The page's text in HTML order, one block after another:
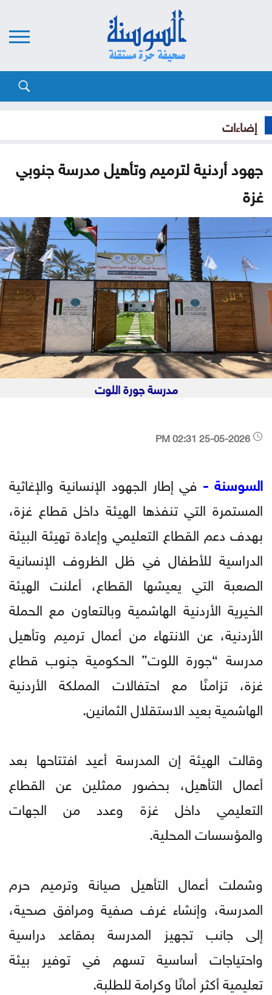
إضاءات
جهود أردنية لترميم وتأهيل مدرسة جنوبي
غزة
مدرسة جورة اللوت
السوسنة - في إطار الجهود الإنسانية والإغاثية
المستمرة التي تنفذها الهيئة داخل قطاع غزة،
بهدف دعم القطاع التعليمي وإعادة تهيئة البيئة
الدراسية للأطفال في ظل الظروف الإنسانية
الصعبة التي يعيشها القطاع، أعلنت الهيئة
الخيرية الأردنية الهاشمية وبالتعاون مع الحملة
الأردنية، عن الانتهاء من أعمال ترميم وتأهيل
مدرسة “جورة اللوت” الحكومية جنوب قطاع
غزة، تزامنًا مع احتفالات المملكة الأردنية
الهاشمية بعيد الاستقلال الثمانين.
وقالت الهيئة إن المدرسة أعيد افتتاحها بعد
أعمال التأهيل، بحضور ممثلين عن القطاع
التعليمي داخل غزة وعدد من الجهات
والمؤسسات المحلية.
وشملت أعمال التأهيل صيانة وترميم حرم
المدرسة، وإنشاء غرف صفية ومرافق صحية،
إلى جانب تجهيز المدرسة بمقاعد دراسية
واحتياجات أساسية تسهم في توفير بيئة
تعليمية أكثر أمانًا وكرامة للطلبة.